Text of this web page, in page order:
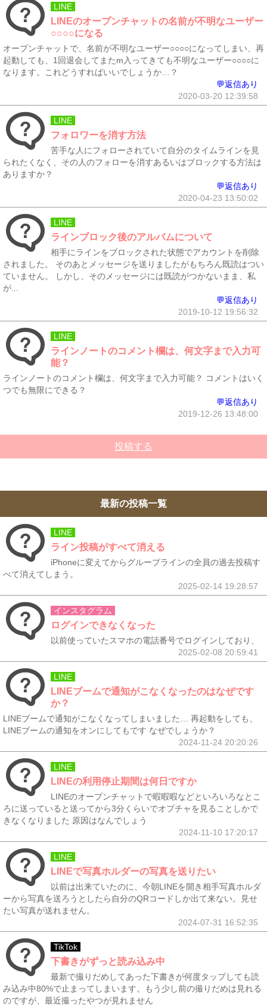
LINE
LINEのオープンチャットの名前が不明なユーザー
○○○○になる
オープンチャットで、名前が不明なユーザー○○○○になってしまい、再
起動しても、1回退会してまたm入ってきても不明なユーザー○○○○に
なります。これどうすればいいでしょうか…？
💬返信あり
2020-03-20 12:39:58
LINE
フォロワーを消す方法
苦手な人にフォローされていて自分のタイムラインを見
られたくなく、その人のフォローを消すあるいはブロックする方法は
ありますか？
💬返信あり
2020-04-23 13:50:02
LINE
ラインブロック後のアルバムについて
相手にラインをブロックされた状態でアカウントを削除
されました。 そのあとメッセージを送りましたがもちろん既読はつい
ていません。 しかし、そのメッセージには既読がつかないまま、私
が...
💬返信あり
2019-10-12 19:56:32
LINE
ラインノートのコメント欄は、何文字まで入力可
能？
ラインノートのコメント欄は、何文字まで入力可能？ コメントはいく
つでも無限にできる？
💬返信あり
2019-12-26 13:48:00
投稿する
最新の投稿一覧
LINE
ライン投稿がすべて消える
iPhoneに変えてからグループラインの全員の過去投稿す
べて消えてしまう。
2025-02-14 19:28:57
インスタグラム
ログインできなくなった
以前使っていたスマホの電話番号でログインしており、
2025-02-08 20:59:41
LINE
LINEブームで通知がこなくなったのはなぜです
か？
LINEブームで通知がこなくなってしまいました… 再起動をしても、
LINEブームの通知をオンにしてもです なぜでしょうか？
2024-11-24 20:20:26
LINE
LINEの利用停止期間は何日ですか
LINEのオープンチャットで暇暇暇などといろいろなとこ
ろに送っていると送ってから3分くらいでオプチャを見ることしかで
きなくなりました 原因はなんでしょう
2024-11-10 17:20:17
LINE
LINEで写真ホルダーの写真を送りたい
以前は出来ていたのに、今朝LINEを開き相手写真ホルダ
ーから写真を送ろうとしたら自分のQRコードしか出て来ない。見せ
たい写真が送れません。
2024-07-31 16:52:35
TikTok
下書きがずっと読み込み中
最新で撮りだめしてあった下書きが何度タップしても読
み込み中80%で止まってしまいます。もう少し前の撮りだめは見れる
のですが、最近撮ったやつが見れません